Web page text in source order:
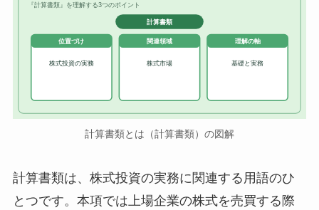
『計算書類』を理解する3つのポイント
計算書類
位置づけ
株式投資の実務
関連領域
株式市場
理解の軸
基礎と実務
計算書類とは（計算書類）の図解
計算書類は、株式投資の実務に関連する用語のひ
とつです。本項では上場企業の株式を売買する際